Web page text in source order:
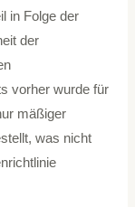
in Folge der
der
vorher wurde für
mäßiger
was nicht